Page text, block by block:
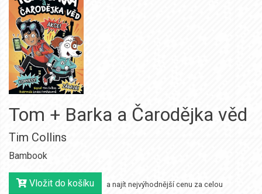
Tom + Barka a Čarodějka věd
Tim Collins
Bambook
Vložit do košíku a najít nejvýhodnější cenu za celou